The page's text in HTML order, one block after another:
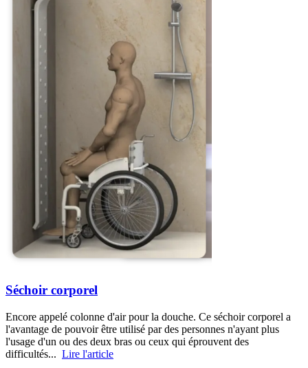
Séchoir corporel
Encore appelé colonne d'air pour la douche. Ce séchoir corporel a
l'avantage de pouvoir être utilisé par des personnes n'ayant plus
l'usage d'un ou des deux bras ou ceux qui éprouvent des
difficultés... Lire l'article